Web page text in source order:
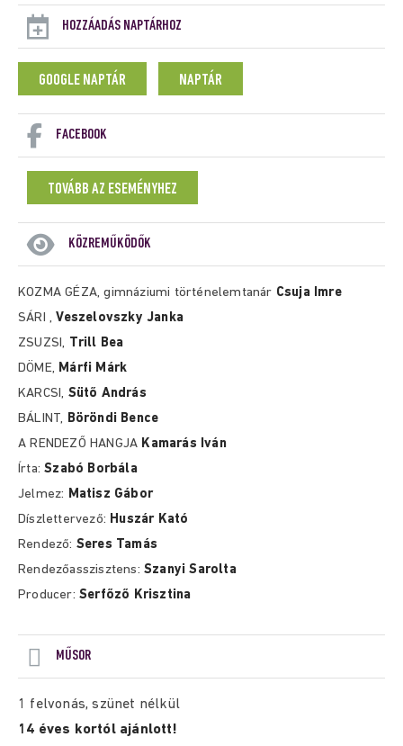
HOZZÁADÁS NAPTÁRHOZ
GOOGLE NAPTÁR NAPTÁR
FACEBOOK
TOVÁBB AZ ESEMÉNYHEZ
KÖZREMŰKÖDŐK
KOZMA GÉZA, gimnáziumi történelemtanár Csuja Imre
SÁRI ,Veszelovszky Janka
ZSUZSI, Trill Bea
DÖME, Márfi Márk
KARCSI, Sütő András
BÁLINT, Böröndi Bence
A RENDEZŐ HANGJA Kamarás Iván
Írta:Szabó Borbála
Jelmez: Matisz Gábor
Díszlettervező: Huszár Kató
Rendező: Seres Tamás
Rendezőasszisztens: Szanyi Sarolta
Producer: Serfőző Krisztina
MŰSOR
1 felvonás, szünet nélkül
14 éves kortól ajánlott!